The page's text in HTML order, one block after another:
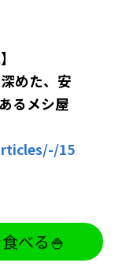
めた、安
るメシ屋
15
べる🍚